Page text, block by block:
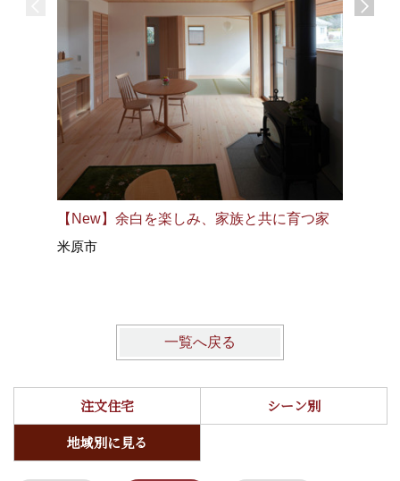
【New】余白を楽しみ、家族と共に育つ家
米原市
一覧へ戻る
注文住宅
シーン別
地域別に見る